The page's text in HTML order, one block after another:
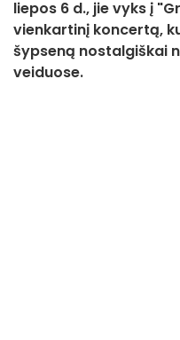
liepos 6 d., jie vyks į
vienkartinį koncertą,
šypseną nostalgiškai
veiduose.